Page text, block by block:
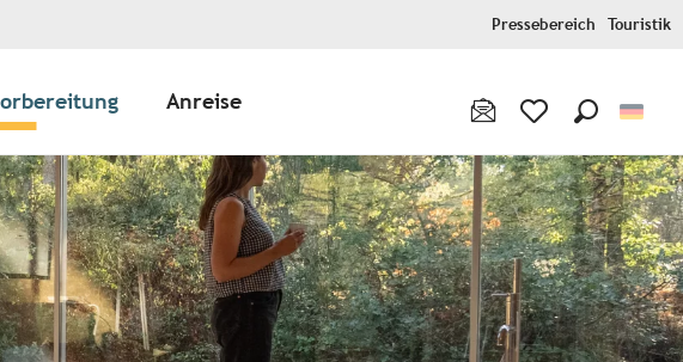
Pressebereich Touristik
Anreise